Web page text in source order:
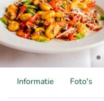
Informatie Foto's